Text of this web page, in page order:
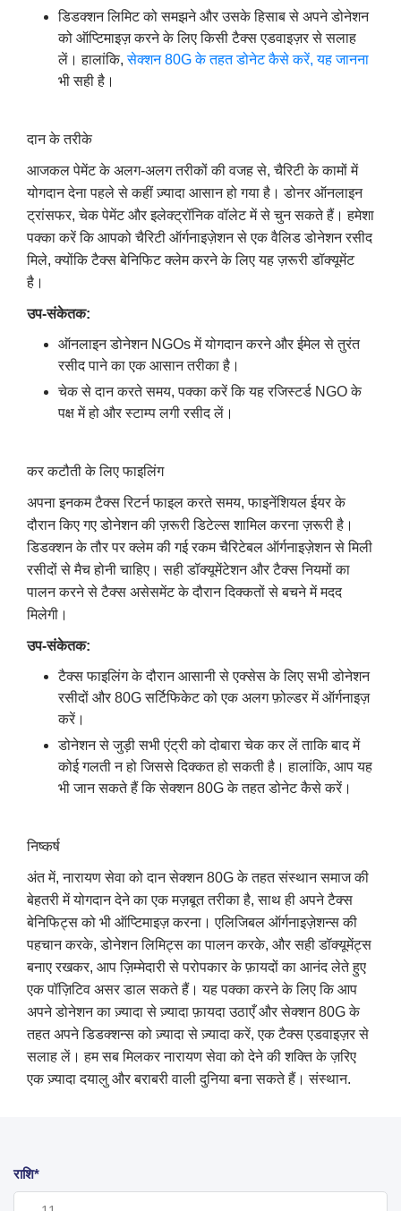
डिडक्शन लिमिट को समझने और उसके हिसाब से अपने डोनेशन
को ऑप्टिमाइज़ करने के लिए किसी टैक्स एडवाइज़र से सलाह
लें। हालांकि,सेक्शन 80G के तहत डोनेट कैसे करें, यह जानना
भी सही है।
दान के तरीके
आजकल पेमेंट के अलग-अलग तरीकों की वजह से, चैरिटी के कामों में
योगदान देना पहले से कहीं ज़्यादा आसान हो गया है। डोनर ऑनलाइन
ट्रांसफर, चेक पेमेंट और इलेक्ट्रॉनिक वॉलेट में से चुन सकते हैं। हमेशा
पक्का करें कि आपको चैरिटी ऑर्गनाइज़ेशन से एक वैलिड डोनेशन रसीद
मिले, क्योंकि टैक्स बेनिफिट क्लेम करने के लिए यह ज़रूरी डॉक्यूमेंट
है।
उप-संकेतक:
ऑनलाइन डोनेशन NGOs में योगदान करने और ईमेल से तुरंत
रसीद पाने का एक आसान तरीका है।
चेक से दान करते समय, पक्का करें कि यह रजिस्टर्ड NGO के
पक्ष में हो और स्टाम्प लगी रसीद लें।
कर कटौती के लिए फाइलिंग
अपना इनकम टैक्स रिटर्न फाइल करते समय, फाइनेंशियल ईयर के
दौरान किए गए डोनेशन की ज़रूरी डिटेल्स शामिल करना ज़रूरी है।
डिडक्शन के तौर पर क्लेम की गई रकम चैरिटेबल ऑर्गनाइज़ेशन से मिली
रसीदों से मैच होनी चाहिए। सही डॉक्यूमेंटेशन और टैक्स नियमों का
पालन करने से टैक्स असेसमेंट के दौरान दिक्कतों से बचने में मदद
मिलेगी।
उप-संकेतक:
टैक्स फाइलिंग के दौरान आसानी से एक्सेस के लिए सभी डोनेशन
रसीदों और 80G सर्टिफिकेट को एक अलग फ़ोल्डर में ऑर्गनाइज़
करें।
डोनेशन से जुड़ी सभी एंट्री को दोबारा चेक कर लें ताकि बाद में
कोई गलती न हो जिससे दिक्कत हो सकती है। हालांकि, आप यह
भी जान सकते हैं कि सेक्शन 80G के तहत डोनेट कैसे करें।
निष्कर्ष
अंत में, नारायण सेवा को दान सेक्शन 80G के तहत संस्थान समाज की
बेहतरी में योगदान देने का एक मज़बूत तरीका है, साथ ही अपने टैक्स
बेनिफिट्स को भी ऑप्टिमाइज़ करना। एलिजिबल ऑर्गनाइज़ेशन्स की
पहचान करके, डोनेशन लिमिट्स का पालन करके, और सही डॉक्यूमेंट्स
बनाए रखकर, आप ज़िम्मेदारी से परोपकार के फ़ायदों का आनंद लेते हुए
एक पॉज़िटिव असर डाल सकते हैं। यह पक्का करने के लिए कि आप
अपने डोनेशन का ज़्यादा से ज़्यादा फ़ायदा उठाएँ और सेक्शन 80G के
तहत अपने डिडक्शन्स को ज़्यादा से ज़्यादा करें, एक टैक्स एडवाइज़र से
सलाह लें। हम सब मिलकर नारायण सेवा को देने की शक्ति के ज़रिए
एक ज़्यादा दयालु और बराबरी वाली दुनिया बना सकते हैं। संस्थान.
राशि*